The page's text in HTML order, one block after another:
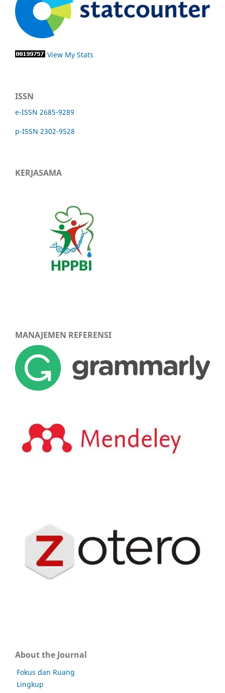
View My Stats
ISSN
e-ISSN 2685-9289
p-ISSN 2302-9528
KERJASAMA
MANAJEMEN REFERENSI
About the Journal
Fokus dan Ruang
Lingkup